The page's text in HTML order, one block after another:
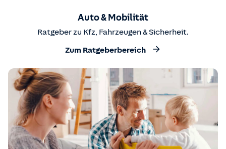
Auto & Mobilität
Ratgeber zu Kfz, Fahrzeugen & Sicherheit.
Zum Ratgeberbereich